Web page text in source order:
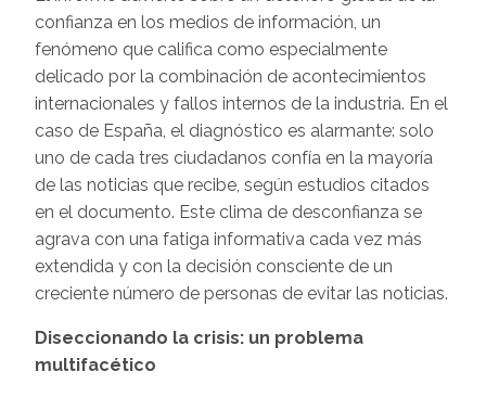
confianza en los medios de información, un
fenómeno que califica como especialmente
delicado por la combinación de acontecimientos
internacionales y fallos internos de la industria. En el
caso de España, el diagnóstico es alarmante: solo
uno de cada tres ciudadanos confía en la mayoría
de las noticias que recibe, según estudios citados
en el documento. Este clima de desconfianza se
agrava con una fatiga informativa cada vez más
extendida y con la decisión consciente de un
creciente número de personas de evitar las noticias.
Diseccionando la crisis: un problema
multifacético